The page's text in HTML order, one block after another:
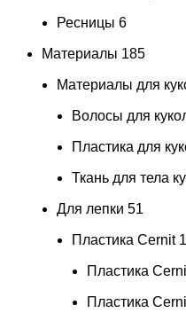
Ресницы 6
Материалы 185
Материалы для
Волосы для
Пластика для
Ткань для тела
Для лепки 51
Пластика Cernit
Пластика
Пластика